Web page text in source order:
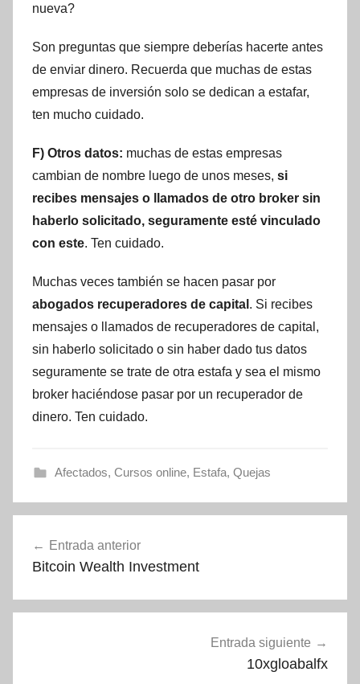
nueva?
Son preguntas que siempre deberías hacerte antes
de enviar dinero. Recuerda que muchas de estas
empresas de inversión solo se dedican a estafar,
ten mucho cuidado.
F) Otros datos: muchas de estas empresas
cambian de nombre luego de unos meses, si
recibes mensajes o llamados de otro broker sin
haberlo solicitado, seguramente esté vinculado
con este. Ten cuidado.
Muchas veces también se hacen pasar por
abogados recuperadores de capital . Si recibes
mensajes o llamados de recuperadores de capital,
sin haberlo solicitado o sin haber dado tus datos
seguramente se trate de otra estafa y sea el mismo
broker haciéndose pasar por un recuperador de
dinero. Ten cuidado.
Afectados, Cursos online, Estafa, Quejas
de
Entrada anterior
Bitcoin Wealth Investment
Entrada siguiente
10xgloabalfx